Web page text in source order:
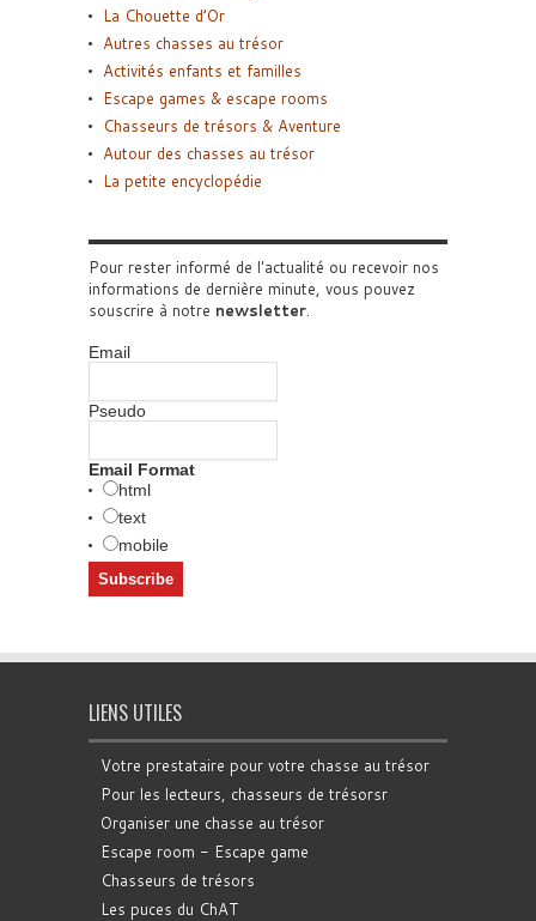
La Chouette d’Or
Autres chasses au trésor
Activités enfants et familles
Escape games & escape rooms
Chasseurs de trésors & Aventure
Autour des chasses au trésor
La petite encyclopédie
Pour rester informé de l'actualité ou recevoir nos
informations de dernière minute, vous pouvez
souscrire à notre newsletter.
Email
Pseudo
Email Format
html
text
mobile
LIENS UTILES
Votre prestataire pour votre chasse au trésor
Pour les lecteurs, chasseurs de trésorsr
Organiser une chasse au trésor
Escape room - Escape game
Chasseurs de trésors
Les puces du ChAT